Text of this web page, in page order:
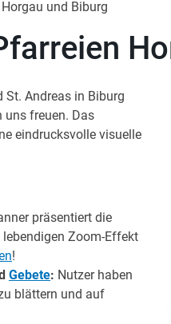
und Biburg
St. Andreas in Biburg
uns freuen. Das
eindrucksvolle visuelle
präsentiert die
Zoom-Effekt
!
Gebete: Nutzer haben
blättern und auf